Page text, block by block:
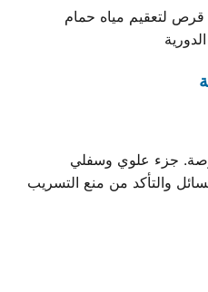
كلورينيتور أوتوماتيكي سعة 24 قرص لتعقيم مياه حمام
عدم رجوع بقطر 1.5 بوصة. جزء علوي وسفلي
والتأكد من منع التسريب